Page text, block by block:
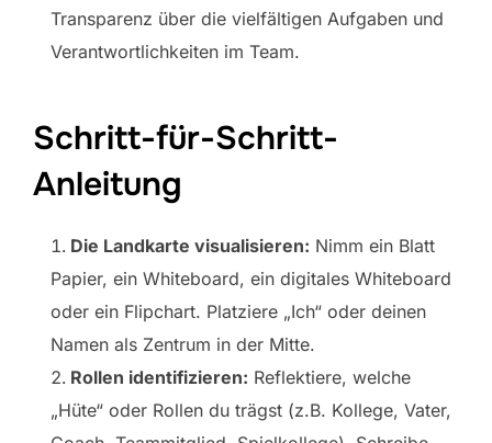
Transparenz über die vielfältigen Aufgaben und
Verantwortlichkeiten im Team.
Schritt-für-Schritt-
Anleitung
Die Landkarte visualisieren: Nimm ein Blatt
Papier, ein Whiteboard, ein digitales Whiteboard
oder ein Flipchart. Platziere „Ich“ oder deinen
Namen als Zentrum in der Mitte.
Rollen identifizieren: Reflektiere, welche
„Hüte“ oder Rollen du trägst (z.B. Kollege, Vater,